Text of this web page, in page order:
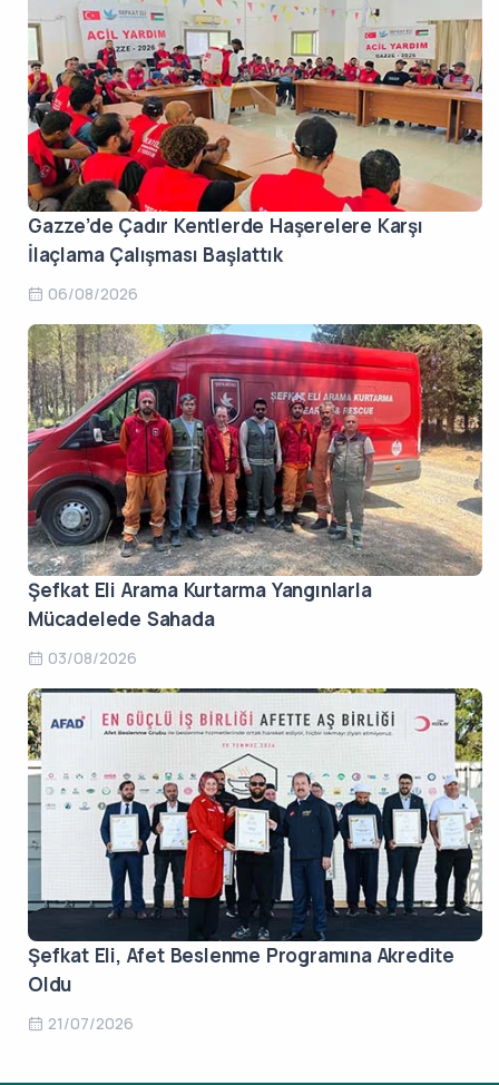
Gazze’de Çadır Kentlerde Haşerelere Karşı
İlaçlama Çalışması Başlattık
06/08/2026
Şefkat Eli Arama Kurtarma Yangınlarla
Mücadelede Sahada
03/08/2026
Şefkat Eli, Afet Beslenme Programına Akredite
Oldu
21/07/2026